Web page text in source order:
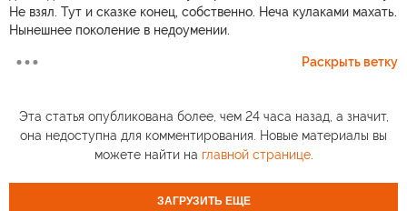
Не взял. Тут и сказке конец, собственно. Неча кулаками махать.
Нынешнее поколение в недоумении.
Раскрыть ветку
Эта статья опубликована более, чем 24 часа назад, а значит,
она недоступна для комментирования. Новые материалы вы
можете найти на главной странице.
ЗАГРУЗИТЬ ЕЩЕ